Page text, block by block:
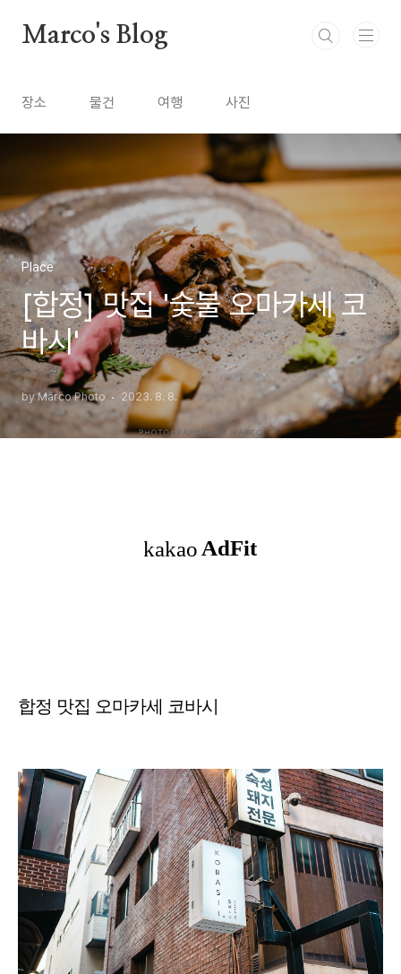
Marco's Blog
장소 물건 여행 사진
Place
[합정] 맛집 '숯불 오마카세 코
바시'
by Marco Photo 2023. 8. 8.
합정 맛집 오마카세 코바시